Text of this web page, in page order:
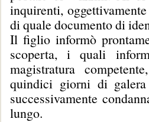
inquirenti,
di quale documento di
Il figlio informò
scoperta, i quali
magistratura
quindici giorni di
successivamente
lungo.